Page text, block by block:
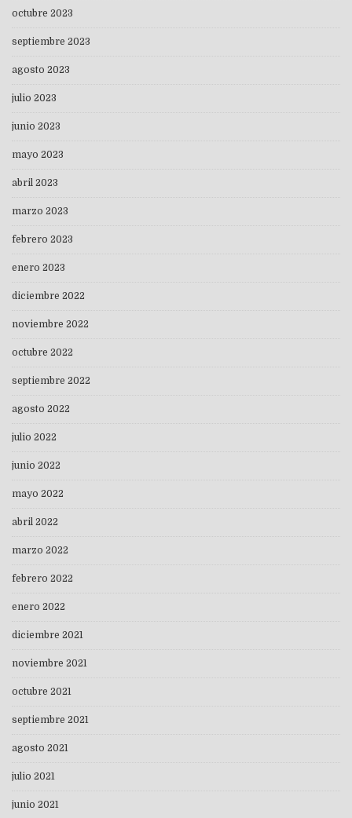
octubre 2023
septiembre 2023
agosto 2023
julio 2023
junio 2023
mayo 2023
abril 2023
marzo 2023
febrero 2023
enero 2023
diciembre 2022
noviembre 2022
octubre 2022
septiembre 2022
agosto 2022
julio 2022
junio 2022
mayo 2022
abril 2022
marzo 2022
febrero 2022
enero 2022
diciembre 2021
noviembre 2021
octubre 2021
septiembre 2021
agosto 2021
julio 2021
junio 2021